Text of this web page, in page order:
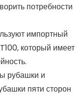
потребности
импортный
который имеет
рубашки и
пяти сторон